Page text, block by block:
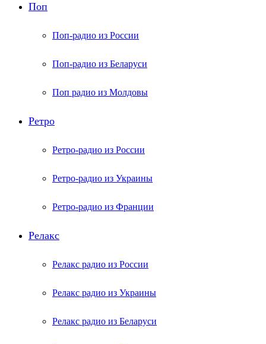
Поп
Поп-радио из России
Поп-радио из Беларуси
Поп радио из Молдовы
Ретро
Ретро-радио из России
Ретро-радио из Украины
Ретро-радио из Франции
Релакс
Релакс радио из России
Релакс радио из Украины
Релакс радио из Беларуси